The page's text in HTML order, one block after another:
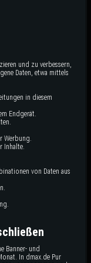
gerecht wird.
Ranch
aus Florida hat bei
Spiel 5 Millionen
Ihr Traum: Eine
für die drei.
und zu verbessern,
Daten, etwa mittels
in diesem
Endgerät.
Werbung.
Inhalte.
von Daten aus
Banner- und
In dmax.de Pur